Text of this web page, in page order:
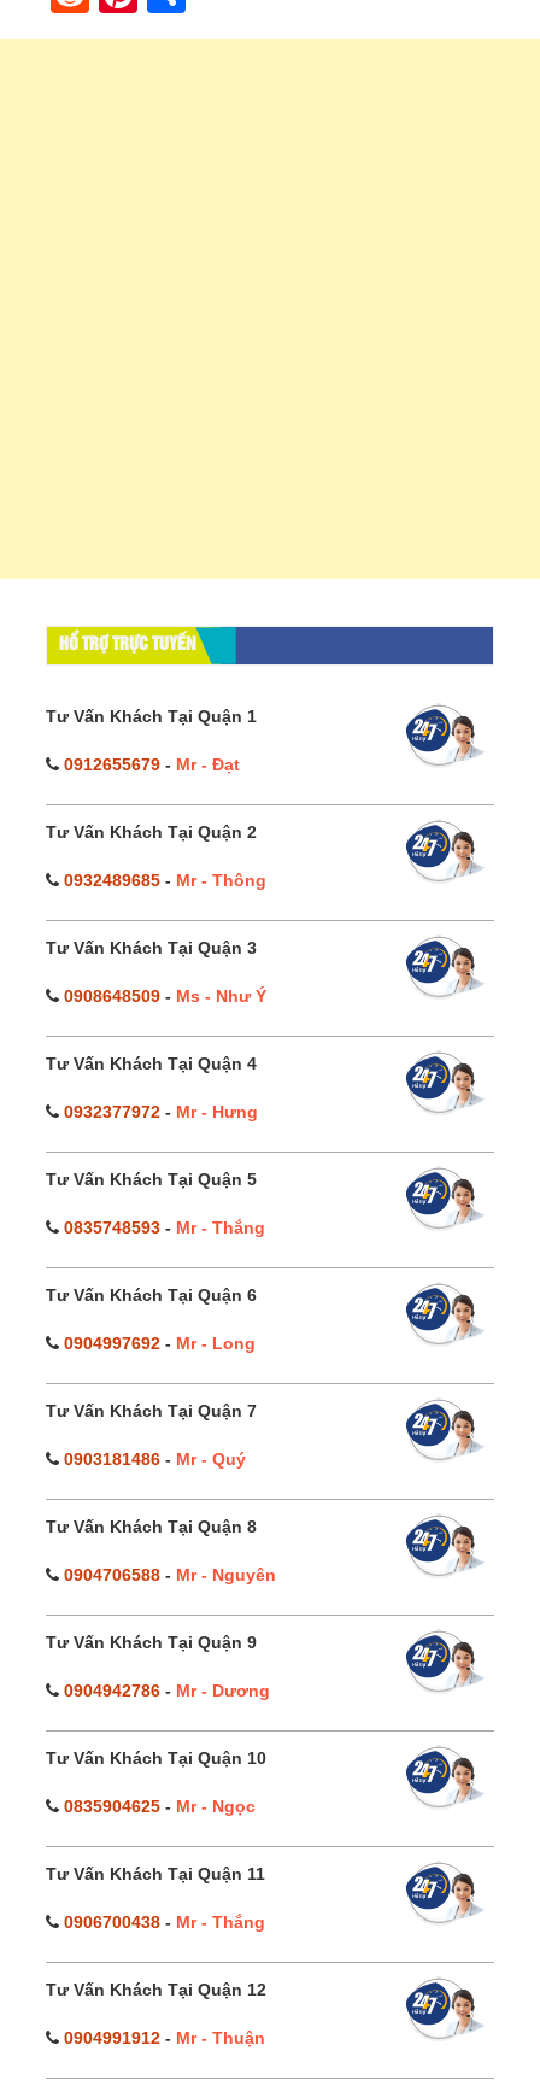
HỔ TRỢ TRỰC TUYẾN
Tư Vấn Khách Tại Quận 1
0912655679 - Mr - Đạt
Tư Vấn Khách Tại Quận 2
0932489685 - Mr - Thông
Tư Vấn Khách Tại Quận 3
0908648509 - Ms - Như Ý
Tư Vấn Khách Tại Quận 4
0932377972 - Mr - Hưng
Tư Vấn Khách Tại Quận 5
0835748593 - Mr - Thắng
Tư Vấn Khách Tại Quận 6
0904997692 - Mr - Long
Tư Vấn Khách Tại Quận 7
0903181486 - Mr - Quý
Tư Vấn Khách Tại Quận 8
0904706588 - Mr - Nguyên
Tư Vấn Khách Tại Quận 9
0904942786 - Mr - Dương
Tư Vấn Khách Tại Quận 10
0835904625 - Mr - Ngọc
Tư Vấn Khách Tại Quận 11
0906700438 - Mr - Thắng
Tư Vấn Khách Tại Quận 12
0904991912 - Mr - Thuận